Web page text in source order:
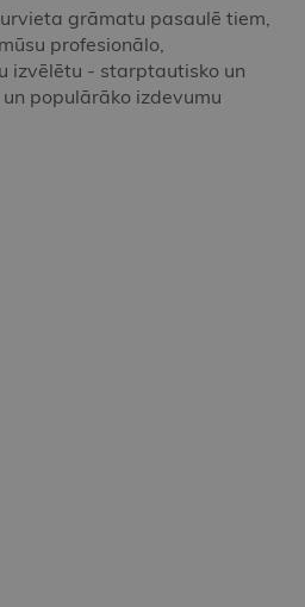
grāmatu pasaulē tiem,
profesionālo,
izvēlētu - starptautisko un
populārāko izdevumu